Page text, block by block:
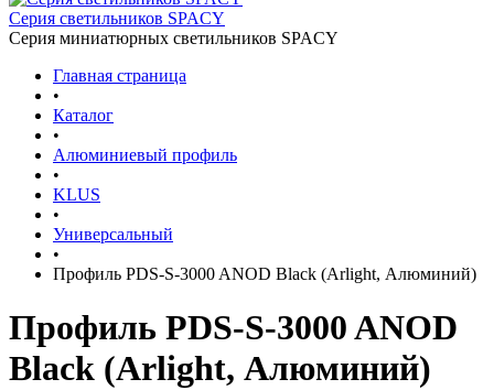
Серия светильников SPACY
Серия миниатюрных светильников SPACY
Главная страница
•
Каталог
•
Алюминиевый профиль
•
KLUS
•
Универсальный
•
Профиль PDS-S-3000 ANOD Black (Arlight, Алюминий)
Профиль PDS-S-3000 ANOD
Black (Arlight, Алюминий)